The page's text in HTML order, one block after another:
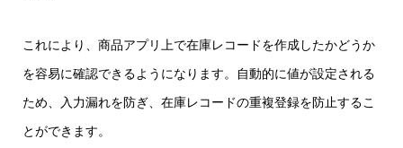
これにより、商品アプリ上で在庫レコードを作成したかどうか
を容易に確認できるようになります。自動的に値が設定される
ため、入力漏れを防ぎ、在庫レコードの重複登録を防止するこ
とができます。